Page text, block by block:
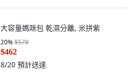
大容量媽咪包 乾濕分離, 米拼紫
20%$578
$462
8/20 預計送達